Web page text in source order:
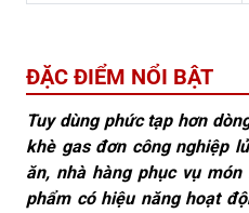
ĐẶC ĐIỂM NỔI BẬT
Tuy dùng phức tạp hơn
khè gas đơn công nghiệp
ăn, nhà hàng phục vụ
phẩm có hiệu năng hoạt